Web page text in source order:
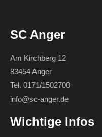
SC Anger
Am Kirchberg 12
83454 Anger
Tel. 0171/1502700
info@sc-anger.de
Wichtige Infos